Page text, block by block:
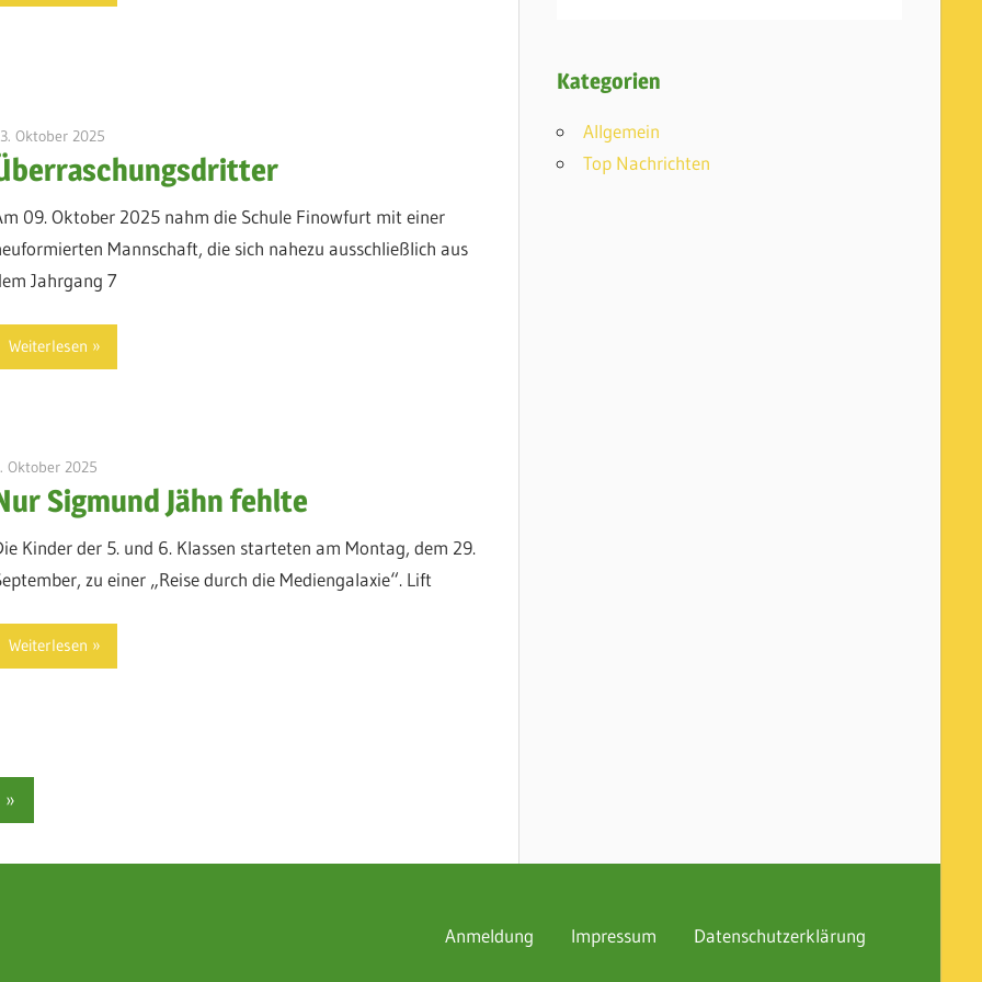
Oktober 2025
09. Oktober 2025 nahm die Schule Finowfurt mit einer
Mannschaft, die sich nahezu ausschließlich aus
Jahrgang 7
Weiterlesen
Oktober 2025
Sigmund Jähn fehlte
Kinder der 5. und 6. Klassen starteten am Montag, dem 29.
zu einer „Reise durch die Mediengalaxie“. Lift
Weiterlesen
Nächste
Beiträge
»
Kategorien
Allgemein
Top Nachrichten
Anmeldung Impressum Datenschutzerklärung